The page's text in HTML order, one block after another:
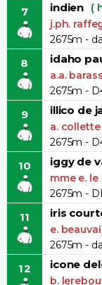
7 indien (
j.ph.
2675m -
8 idaho
a.a.
2675m -
9 illico de
a.
2675m -
10 iggy de
mme e.
2675m -
11 iris
e.
2675m -
12 icone
b.